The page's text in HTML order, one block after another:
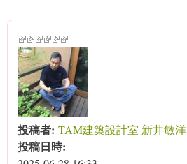
(link is external)
(link is external)
(link is external)
(link is external)
(link is external)
(link is external)
投稿者: TAM建築設計室 新井敏洋
投稿日時: